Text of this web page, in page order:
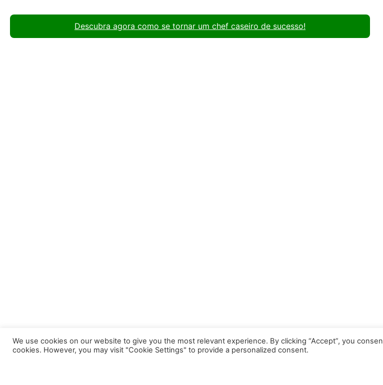
Descubra agora como se tornar um chef caseiro de sucesso!
We use cookies on our website to give you the most relevant experience. By clicking “Accept”, you
cookies. However, you may visit "Cookie Settings" to provide a personalized consent.